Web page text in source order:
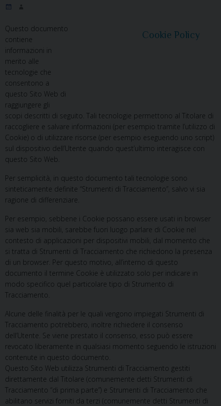
Cookie Policy
Questo documento
contiene
informazioni in
merito alle
tecnologie che
consentono a
questo Sito Web di
raggiungere gli
scopi descritti di seguito. Tali tecnologie permettono al Titolare di
raccogliere e salvare informazioni (per esempio tramite l’utilizzo di
Cookie) o di utilizzare risorse (per esempio eseguendo uno script)
sul dispositivo dell’Utente quando quest’ultimo interagisce con
questo Sito Web.
Per semplicità, in questo documento tali tecnologie sono
sinteticamente definite “Strumenti di Tracciamento”, salvo vi sia
ragione di differenziare.
Per esempio, sebbene i Cookie possano essere usati in browser
sia web sia mobili, sarebbe fuori luogo parlare di Cookie nel
contesto di applicazioni per dispositivi mobili, dal momento che
si tratta di Strumenti di Tracciamento che richiedono la presenza
di un browser. Per questo motivo, all’interno di questo
documento il termine Cookie è utilizzato solo per indicare in
modo specifico quel particolare tipo di Strumento di
Tracciamento.
Alcune delle finalità per le quali vengono impiegati Strumenti di
Tracciamento potrebbero, inoltre richiedere il consenso
dell’Utente. Se viene prestato il consenso, esso può essere
revocato liberamente in qualsiasi momento seguendo le istruzioni
contenute in questo documento.
Questo Sito Web utilizza Strumenti di Tracciamento gestiti
direttamente dal Titolare (comunemente detti Strumenti di
Tracciamento “di prima parte”) e Strumenti di Tracciamento che
abilitano servizi forniti da terzi (comunemente detti Strumenti di